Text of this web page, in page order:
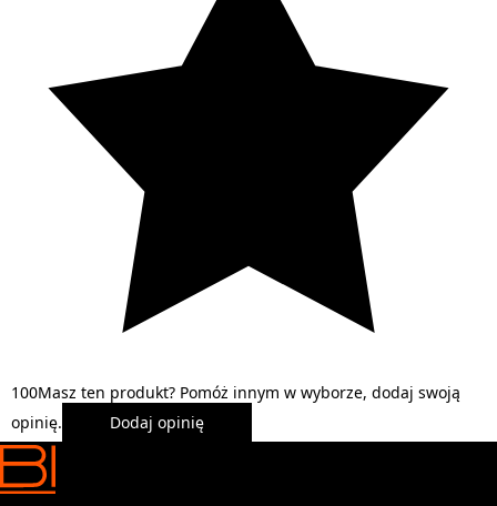
100Masz ten produkt? Pomóż innym w wyborze, dodaj swoją
opinię.
Dodaj opinię